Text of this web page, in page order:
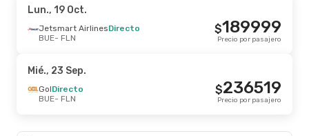
Gol
Directo
FLN - BUE
Gol Directo
BUE- FLN
LATAM Airlines
FLN- BUE
293210
Precio por pasajero
Mié., 28 Oct.- Mié., 28 Oct.
Lun., 19 Oct.
Jetsmart AirlinesDirecto
BUE- FLN
189999
$
Precio por pasajero
Mié., 23 Sep.
GolDirecto
BUE- FLN
236519
$
Precio por pasajero